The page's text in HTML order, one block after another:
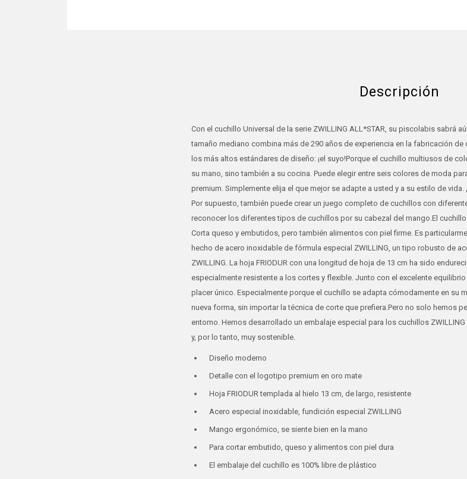
Descripción
Con el cuchillo Universal de la serie ZWILLING ALL*STAR, su piscolabis sabrá
tamaño mediano combina más de 290 años de experiencia en la fabricación
los más altos estándares de diseño: ¡el suyo!Porque el cuchillo multiusos de
su mano, sino también a su cocina. Puede elegir entre seis colores de moda
premium. Simplemente elija el que mejor se adapte a usted y a su estilo de vida.
Por supuesto, también puede crear un juego completo de cuchillos con
reconocer los diferentes tipos de cuchillos por su cabezal del mango.El
Corta queso y embutidos, pero también alimentos con piel firme. Es
hecho de acero inoxidable de fórmula especial ZWILLING, un tipo robusto de
ZWILLING. La hoja FRIODUR con una longitud de hoja de 13 cm ha sido
especialmente resistente a los cortes y flexible. Junto con el excelente
placer único. Especialmente porque el cuchillo se adapta cómodamente en su
nueva forma, sin importar la técnica de corte que prefiera.Pero no solo hemos
entorno. Hemos desarrollado un embalaje especial para los cuchillos
y, por lo tanto, muy sostenible.
Diseño moderno
Detalle con el logotipo premium en oro mate
Hoja FRIODUR templada al hielo 13 cm, de largo, resistente
Acero especial inoxidable, fundición especial ZWILLING
Mango ergonómico, se siente bien en la mano
Para cortar embutido, queso y alimentos con piel dura
El embalaje del cuchillo es 100% libre de plástico